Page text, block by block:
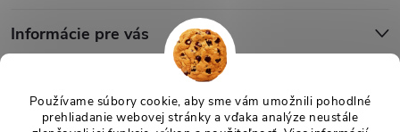
Používame súbory cookie, aby sme vám umožnili pohodlné
prehliadanie webovej stránky a vďaka analýze neustále
Informácie pre vás